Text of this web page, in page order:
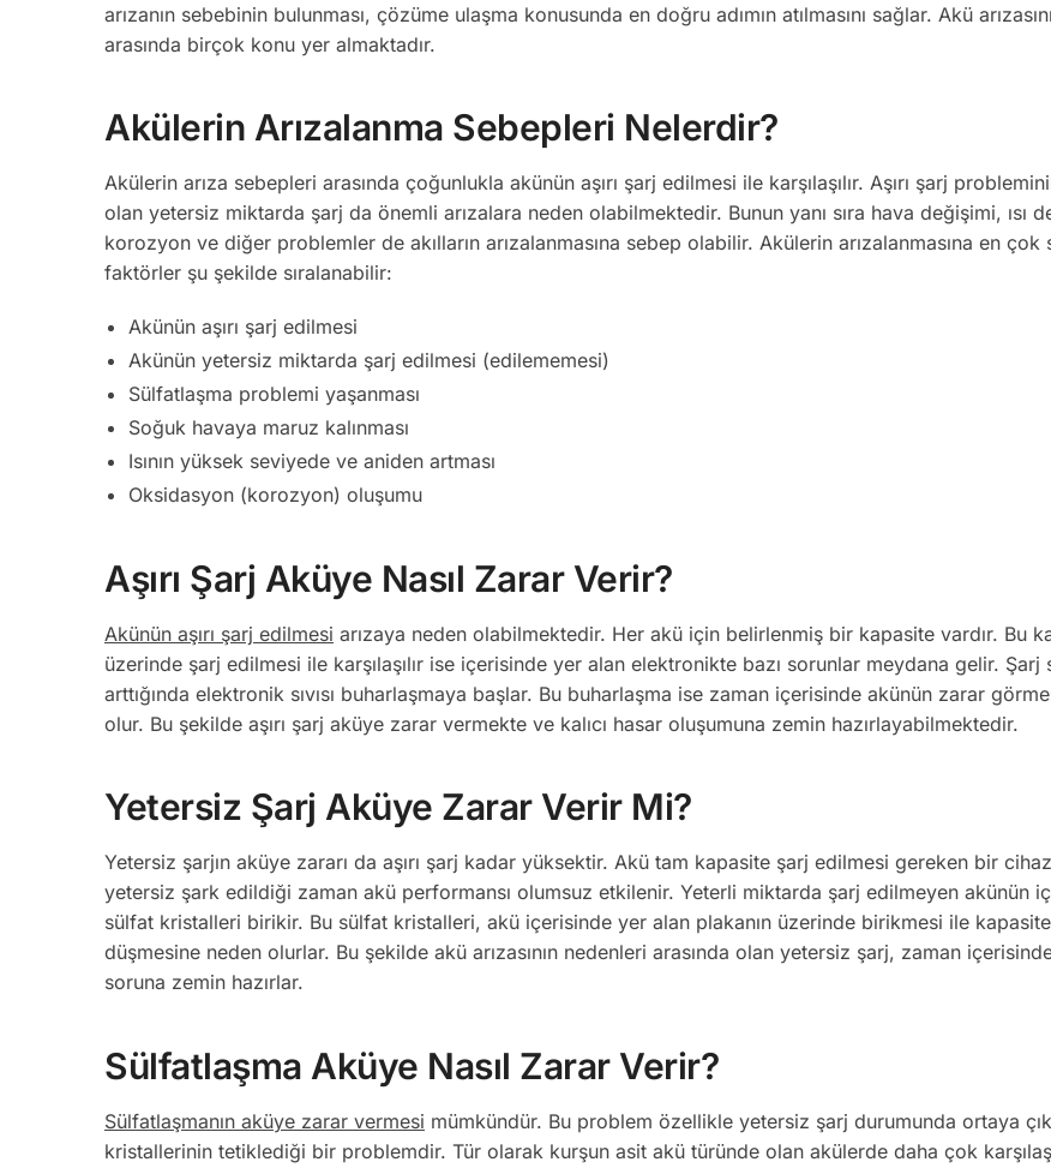
arızanın sebebinin bulunması, çözüme ulaşma konusunda en doğru adımın atılmasını sağlar. Akü
arasında birçok konu yer almaktadır.
Akülerin Arızalanma Sebepleri Nelerdir?
Akülerin arıza sebepleri arasında çoğunlukla akünün aşırı şarj edilmesi ile karşılaşılır. Aşırı şarj
olan yetersiz miktarda şarj da önemli arızalara neden olabilmektedir. Bunun yanı sıra hava değişimi, ısı
korozyon ve diğer problemler de akılların arızalanmasına sebep olabilir. Akülerin arızalanmasına en çok
faktörler şu şekilde sıralanabilir:
Akünün aşırı şarj edilmesi
Akünün yetersiz miktarda şarj edilmesi (edilememesi)
Sülfatlaşma problemi yaşanması
Soğuk havaya maruz kalınması
Isının yüksek seviyede ve aniden artması
Oksidasyon (korozyon) oluşumu
Aşırı Şarj Aküye Nasıl Zarar Verir?
Akünün aşırı şarj edilmesi arızaya neden olabilmektedir. Her akü için belirlenmiş bir kapasite vardır. Bu
üzerinde şarj edilmesi ile karşılaşılır ise içerisinde yer alan elektronikte bazı sorunlar meydana gelir. Şarj
arttığında elektronik sıvısı buharlaşmaya başlar. Bu buharlaşma ise zaman içerisinde akünün zarar
olur. Bu şekilde aşırı şarj aküye zarar vermekte ve kalıcı hasar oluşumuna zemin hazırlayabilmektedir.
Yetersiz Şarj Aküye Zarar Verir Mi?
Yetersiz şarjın aküye zararı da aşırı şarj kadar yüksektir. Akü tam kapasite şarj edilmesi gereken bir
yetersiz şark edildiği zaman akü performansı olumsuz etkilenir. Yeterli miktarda şarj edilmeyen akünün
sülfat kristalleri birikir. Bu sülfat kristalleri, akü içerisinde yer alan plakanın üzerinde birikmesi ile
düşmesine neden olurlar. Bu şekilde akü arızasının nedenleri arasında olan yetersiz şarj, zaman içerisinde
soruna zemin hazırlar.
Sülfatlaşma Aküye Nasıl Zarar Verir?
Sülfatlaşmanın aküye zarar vermesi mümkündür. Bu problem özellikle yetersiz şarj durumunda ortaya
kristallerinin tetiklediği bir problemdir. Tür olarak kurşun asit akü türünde olan akülerde daha çok